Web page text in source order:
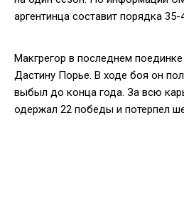
аргентинца составит порядка
Макгрегор в последнем
Дастину Порье. В ходе боя он
выбыл до конца года. За всю
одержал 22 победы и потерпел